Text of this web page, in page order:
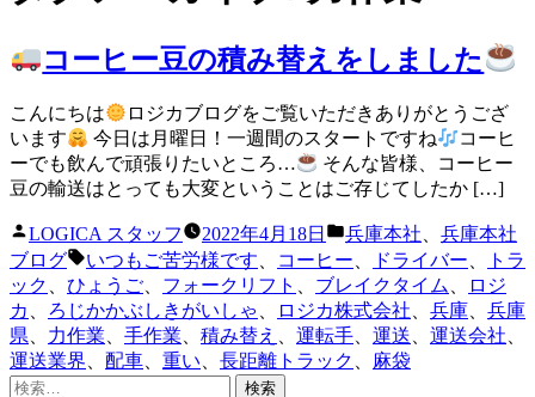
コーヒー豆の積み替えをしました
こんにちは
ロジカブログをご覧いただきありがとうござ
います
今日は月曜日！一週間のスタートですね
コーヒ
ーでも飲んで頑張りたいところ…
そんな皆様、コーヒー
豆の輸送はとっても大変ということはご存じてしたか […]
投
稿
者:
LOGICA スタッフ 2022年4月18日
カ
テ
ゴ
リ
ー:
兵庫本社、 兵庫本社
ブログ
タ
グ:
いつもご苦労様です、 コーヒー、 ドライバー、
トラ
ック 、 ひょうご、 フォークリフト 、 ブレイクタイム、
ロジ
カ 、 ろじかかぶしきがいしゃ 、 ロジカ株式会社、 兵庫、 兵庫
県、 力作業、 手作業、 積み替え 、 運転手、 運送、 運送会社、
運送業界、 配車、 重い、 長距離トラック 、 麻袋
検